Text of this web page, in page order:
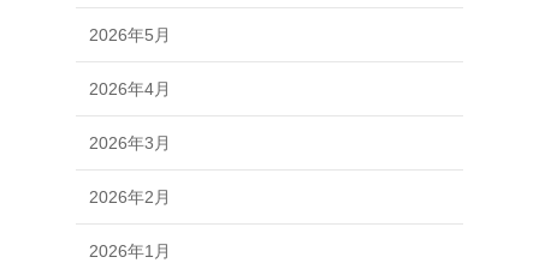
2026年5月
2026年4月
2026年3月
2026年2月
2026年1月